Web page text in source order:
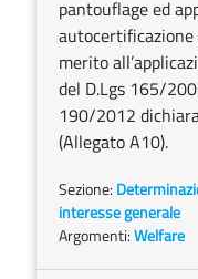
pantouflage ed
merito
del D.Lgs 165/
190/2012
(Allegato A10).
Sezione:
interesse generale
Argomenti:Welfare